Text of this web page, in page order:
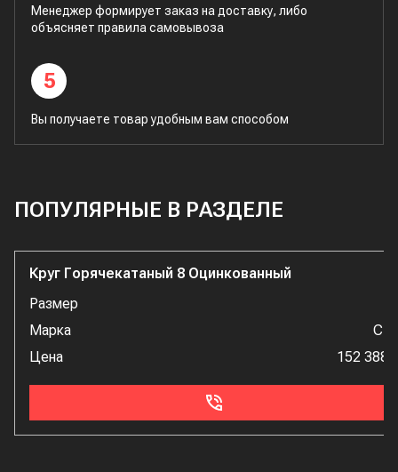
Менеджер формирует заказ на доставку, либо
объясняет правила самовывоза
5
Вы получаете товар удобным вам способом
ПОПУЛЯРНЫЕ В РАЗДЕЛЕ
Круг Горячекатаный 8 Оцинкованный
Размер
Марка
Ст3
Цена
152 388 ₽